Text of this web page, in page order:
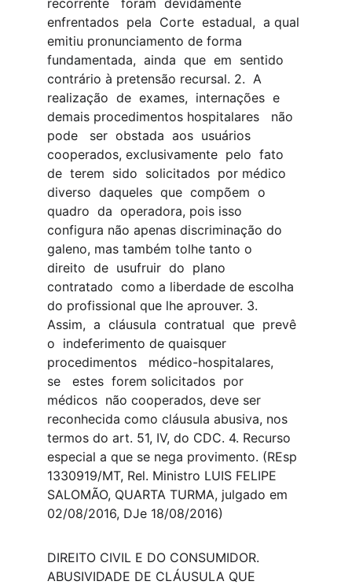
recorrente   foram  devidamente
enfrentados  pela  Corte  estadual,  a qual
emitiu pronunciamento de forma
fundamentada,  ainda  que  em  sentido
contrário à pretensão recursal. 2.  A
realização  de  exames,  internações  e
demais procedimentos hospitalares   não
pode   ser  obstada  aos  usuários
cooperados, exclusivamente  pelo  fato
de  terem  sido  solicitados  por médico
diverso  daqueles  que  compõem  o
quadro  da  operadora, pois isso
configura não apenas discriminação do
galeno, mas também tolhe tanto o
direito  de  usufruir  do  plano
contratado  como a liberdade de escolha
do profissional que lhe aprouver. 3.
Assim,  a  cláusula  contratual  que  prevê
o  indeferimento de quaisquer
procedimentos   médico-hospitalares,
se   estes  forem solicitados  por
médicos  não cooperados, deve ser
reconhecida como cláusula abusiva, nos
termos do art. 51, IV, do CDC. 4. Recurso
especial a que se nega provimento. (REsp
1330919/MT, Rel. Ministro LUIS FELIPE
SALOMÃO, QUARTA TURMA, julgado em
02/08/2016, DJe 18/08/2016)
DIREITO CIVIL E DO CONSUMIDOR.
ABUSIVIDADE DE CLÁUSULA QUE